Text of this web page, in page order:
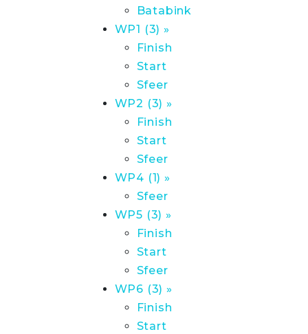
Batabink
WP1 (3) »
Finish
Start
Sfeer
WP2 (3) »
Finish
Start
Sfeer
WP4 (1) »
Sfeer
WP5 (3) »
Finish
Start
Sfeer
WP6 (3) »
Finish
Start